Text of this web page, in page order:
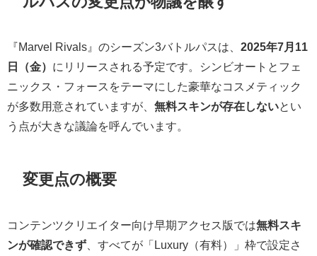
『Marvel Rivals』のシーズン3バトルパスは、 2025年7月11
日（金） にリリースされる予定です。シンビオートとフェ
ニックス・フォースをテーマにした豪華なコスメティック
が多数用意されていますが、 無料スキンが存在しないとい
う点が大きな議論を呼んでいます。
変更点の概要
コンテンツクリエイター向け早期アクセス版では無料スキ
ンが確認できず 、すべてが「Luxury（有料）」枠で設定さ